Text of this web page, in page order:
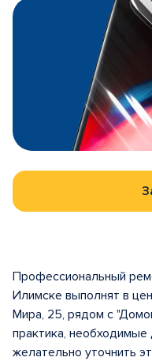
Профессиональный
Илимске выполнят в
Мира, 25, рядом с
практика, необходимые
желательно уточнить